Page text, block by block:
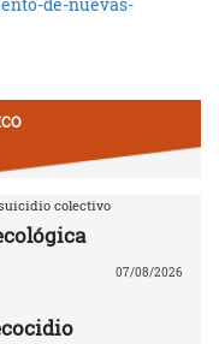
de-nuevas-
colectivo
07/08/2026